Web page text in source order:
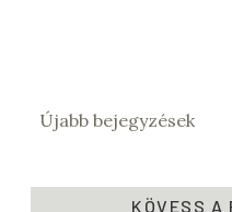
Újabb bejegyzések
KÖVESS A